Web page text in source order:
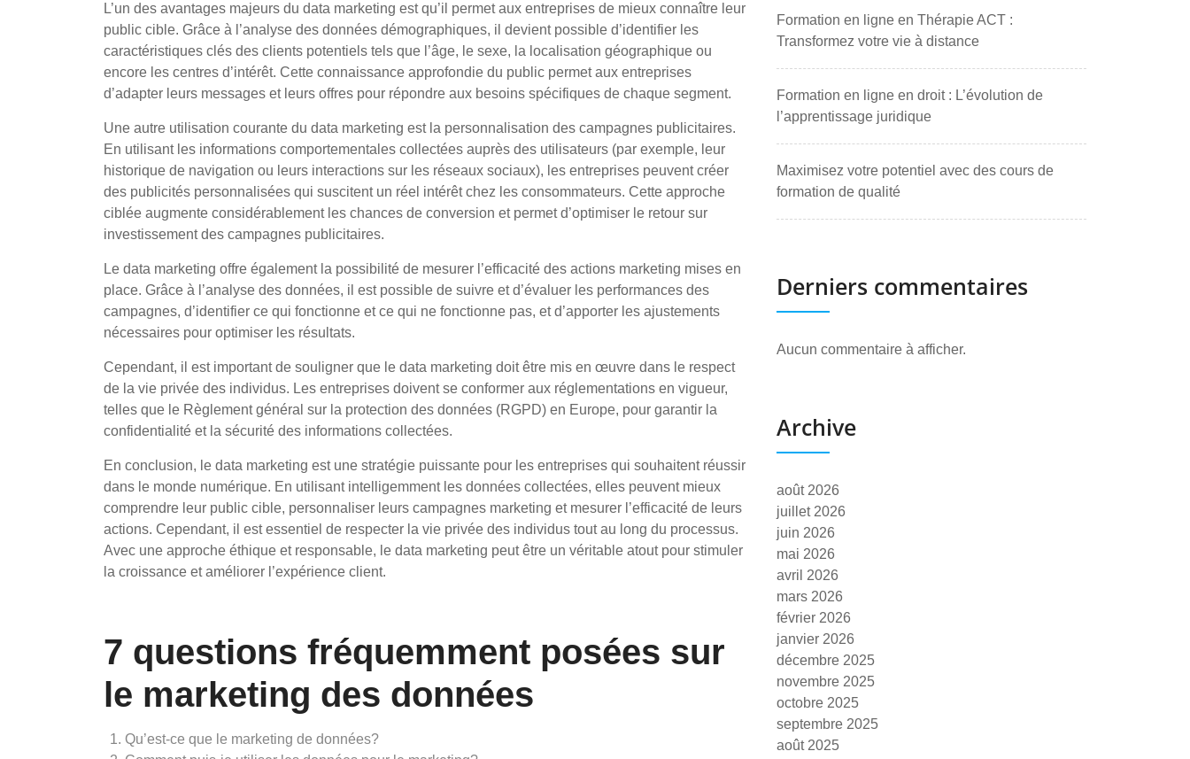
L’un des avantages majeurs du data marketing est qu’il permet aux entreprises de mieux connaître leur
public cible. Grâce à l’analyse des données démographiques, il devient possible d’identifier les
caractéristiques clés des clients potentiels tels que l’âge, le sexe, la localisation géographique ou
encore les centres d’intérêt. Cette connaissance approfondie du public permet aux entreprises
d’adapter leurs messages et leurs offres pour répondre aux besoins spécifiques de chaque segment.
Une autre utilisation courante du data marketing est la personnalisation des campagnes publicitaires.
En utilisant les informations comportementales collectées auprès des utilisateurs (par exemple, leur
historique de navigation ou leurs interactions sur les réseaux sociaux), les entreprises peuvent créer
des publicités personnalisées qui suscitent un réel intérêt chez les consommateurs. Cette approche
ciblée augmente considérablement les chances de conversion et permet d’optimiser le retour sur
investissement des campagnes publicitaires.
Le data marketing offre également la possibilité de mesurer l’efficacité des actions marketing mises en
place. Grâce à l’analyse des données, il est possible de suivre et d’évaluer les performances des
campagnes, d’identifier ce qui fonctionne et ce qui ne fonctionne pas, et d’apporter les ajustements
nécessaires pour optimiser les résultats.
Cependant, il est important de souligner que le data marketing doit être mis en œuvre dans le respect
de la vie privée des individus. Les entreprises doivent se conformer aux réglementations en vigueur,
telles que le Règlement général sur la protection des données (RGPD) en Europe, pour garantir la
confidentialité et la sécurité des informations collectées.
En conclusion, le data marketing est une stratégie puissante pour les entreprises qui souhaitent réussir
dans le monde numérique. En utilisant intelligemment les données collectées, elles peuvent mieux
comprendre leur public cible, personnaliser leurs campagnes marketing et mesurer l’efficacité de leurs
actions. Cependant, il est essentiel de respecter la vie privée des individus tout au long du processus.
Avec une approche éthique et responsable, le data marketing peut être un véritable atout pour stimuler
la croissance et améliorer l’expérience client.
7 questions fréquemment posées sur
le marketing des données
Qu’est-ce que le marketing de données?
Formation en ligne en Thérapie ACT :
Transformez votre vie à distance
Formation en ligne en droit : L’évolution de
l’apprentissage juridique
Maximisez votre potentiel avec des cours de
formation de qualité
Derniers commentaires
Aucun commentaire à afficher.
Archive
août 2026
juillet 2026
juin 2026
mai 2026
avril 2026
mars 2026
février 2026
janvier 2026
décembre 2025
novembre 2025
octobre 2025
septembre 2025
août 2025